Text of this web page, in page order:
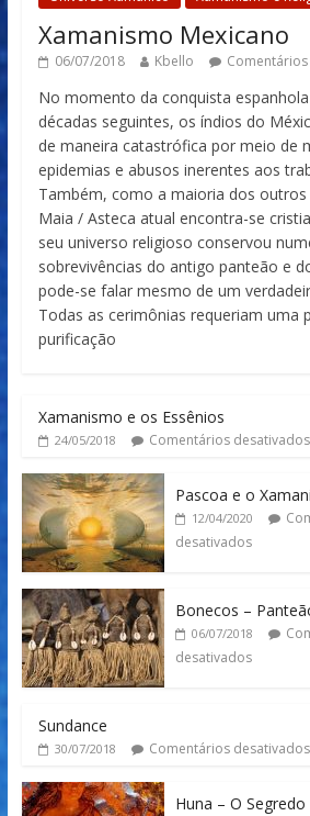
Xamanismo Mexicano
06/07/2018 Kbello
No momento da conquista
décadas seguintes, os índios do
de maneira catastrófica por meio de
epidemias e abusos inerentes aos
Também, como a maioria dos outros
Maia / Asteca atual encontra-se
seu universo religioso conservou
sobrevivências do antigo panteão e
pode-se falar mesmo de um
Todas as cerimônias requeriam uma
purificação
Xamanismo e os Essênios
24/05/2018 Comentários desativados
Pascoa e o
12/04/2020
desativados
Bonecos –
06/07/2018
desativados
Sundance
30/07/2018 Comentários desativados
Huna – O Segredo